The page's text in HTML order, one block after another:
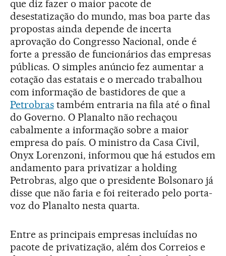
que diz fazer o maior pacote de
desestatização do mundo, mas boa parte das
propostas ainda depende de incerta
aprovação do Congresso Nacional, onde é
forte a pressão de funcionários das empresas
públicas. O simples anúncio fez aumentar a
cotação das estatais e o mercado trabalhou
com informação de bastidores de que a
Petrobrastambém entraria na fila até o final
do Governo. O Planalto não rechaçou
cabalmente a informação sobre a maior
empresa do país. O ministro da Casa Civil,
Onyx Lorenzoni, informou que há estudos em
andamento para privatizar a holding
Petrobras, algo que o presidente Bolsonaro já
disse que não faria e foi reiterado pelo porta-
voz do Planalto nesta quarta.
Entre as principais empresas incluídas no
pacote de privatização, além dos Correios e